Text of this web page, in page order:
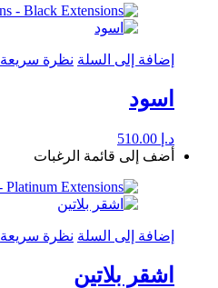
إضافة إلى السلة نظرة سريعة
اسود
د.إ
أضف إلى قائمة الرغبات
إضافة إلى السلة نظرة سريعة
اشقر بلاتين